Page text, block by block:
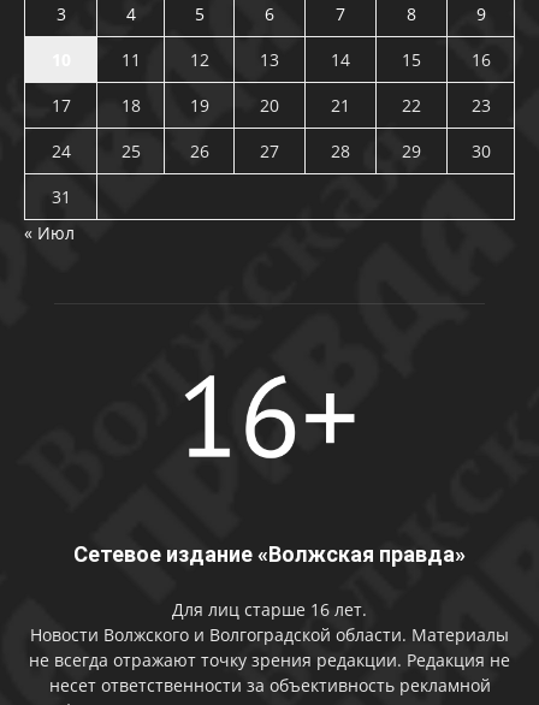
3
4 5 6 7 8
9
11 12 13 14 15
16
17
18 19 20 21 22
23
24
25 26 27 28 29
30
31
« Июл
Сетевое издание «Волжская правда»
Для лиц старше 16 лет.
Новости Волжского и Волгоградской области. Материалы
не всегда отражают точку зрения редакции. Редакция не
несет ответственности за объективность рекламной